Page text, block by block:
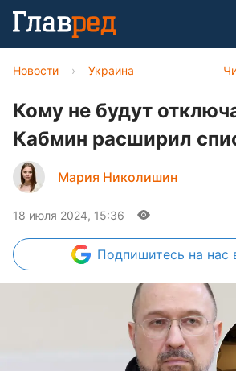
Новости › Украина
Кому не будут
Кабмин расширил
Мария Николишин
18 июля 2024, 15:36
Подпишитесь на нас